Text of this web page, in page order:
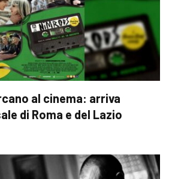
al cinema: arriva
di Roma e del Lazio